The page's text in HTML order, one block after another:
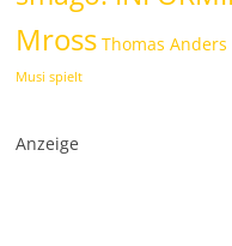
Mross Thomas Anders
Musi spielt
Anzeige